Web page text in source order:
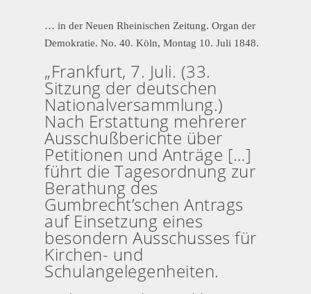
… in der Neuen Rheinischen Zeitung. Organ der
Demokratie. No. 40. Köln, Montag 10. Juli 1848.
„Frankfurt, 7. Juli. (33.
Sitzung der deutschen
Nationalversammlung.)
Nach Erstattung mehrerer
Ausschußberichte über
Petitionen und Anträge […]
führt die Tagesordnung zur
Berathung des
Gumbrecht’schen Antrags
auf Einsetzung eines
besondern Ausschusses für
Kirchen- und
Schulangelegenheiten.